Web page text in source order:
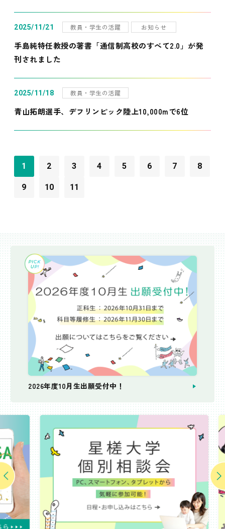
2025/11/21 教員・学生の活躍 お知らせ
手島純特任教授の著書「通信制高校のすべて2.0」が発
刊されました
2025/11/18 教員・学生の活躍
青山拓朗選手、デフリンピック陸上10,000mで6位
1 2 3 4 5 6 7 8
9 10 11
2026年度10月生出願受付中！